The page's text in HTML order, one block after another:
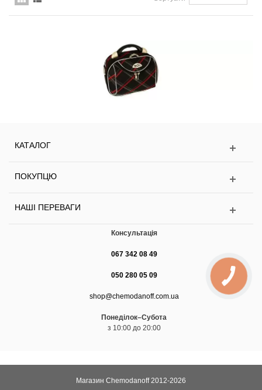
КАТАЛОГ
ПОКУПЦЮ
НАШІ ПЕРЕВАГИ
Консультація
067 342 08 49
050 280 05 09
shop@chemodanoff.com.ua
Понеділок–Субота
з 10:00 до 20:00
Магазин Chemodanoff 2012-2026